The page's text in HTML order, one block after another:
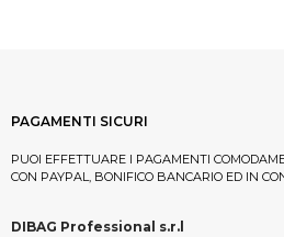
PAGAMENTI SICURI
PUOI EFFETTUARE I PAGAMENTI
CON PAYPAL, BONIFICO BANCARIO ED IN
DIBAG Professional s.r.l